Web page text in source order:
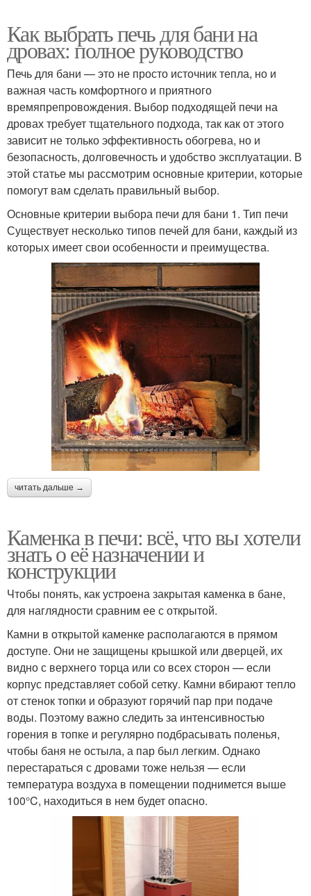
Как выбрать печь для бани на
дровах: полное руководство
Печь для бани — это не просто источник тепла, но и
важная часть комфортного и приятного
времяпрепровождения. Выбор подходящей печи на
дровах требует тщательного подхода, так как от этого
зависит не только эффективность обогрева, но и
безопасность, долговечность и удобство эксплуатации. В
этой статье мы рассмотрим основные критерии, которые
помогут вам сделать правильный выбор.
Основные критерии выбора печи для бани 1. Тип печи
Существует несколько типов печей для бани, каждый из
которых имеет свои особенности и преимущества.
читать дальше →
Каменка в печи: всё, что вы хотели
знать о её назначении и
конструкции
Чтобы понять, как устроена закрытая каменка в бане,
для наглядности сравним ее с открытой.
Камни в открытой каменке располагаются в прямом
доступе. Они не защищены крышкой или дверцей, их
видно с верхнего торца или со всех сторон — если
корпус представляет собой сетку. Камни вбирают тепло
от стенок топки и образуют горячий пар при подаче
воды. Поэтому важно следить за интенсивностью
горения в топке и регулярно подбрасывать поленья,
чтобы баня не остыла, а пар был легким. Однако
перестараться с дровами тоже нельзя — если
температура воздуха в помещении поднимется выше
100°C, находиться в нем будет опасно.